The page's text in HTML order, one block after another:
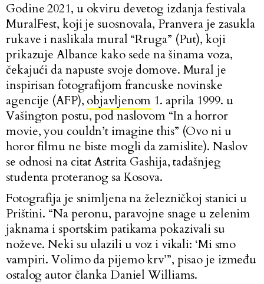
Godine 2021, u okviru devetog izdanja festivala
MuralFest, koji je suosnovala, Pranvera je zasukla
rukave i naslikala mural “Rruga” (Put), koji
prikazuje Albance kako sede na šinama voza,
čekajući da napuste svoje domove. Mural je
inspirisan fotografijom francuske novinske
agencije (AFP), objavljenom 1. aprila 1999. u
Vašington postu, pod naslovom “In a horror
movie, you couldn’t imagine this” (Ovo ni u
horor filmu ne biste mogli da zamislite). Naslov
se odnosi na citat Astrita Gashija, tadašnjeg
studenta proteranog sa Kosova.
Fotografija je snimljena na železničkoj stanici u
Prištini. “Na peronu, paravojne snage u zelenim
jaknama i sportskim patikama pokazivali su
noževe. Neki su ulazili u voz i vikali: ‘Mi smo
vampiri. Volimo da pijemo krv’”, pisao je između
ostalog autor članka Daniel Williams.